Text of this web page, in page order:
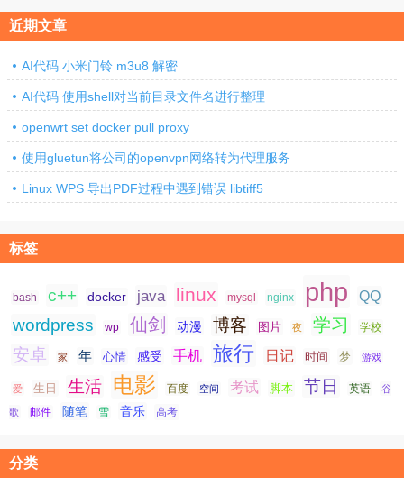
近期文章
AI代码 小米门铃 m3u8 解密
AI代码 使用shell对当前目录文件名进行整理
openwrt set docker pull proxy
使用gluetun将公司的openvpn网络转为代理服务
Linux WPS 导出PDF过程中遇到错误 libtiff5
标签
bash c++ docker java linux mysql nginx php QQ
wordpress wp 仙剑 动漫 博客 图片 夜 学习 学校
安卓 家 年 心情 感受 手机 旅行 日记 时间 梦 游戏
爱 生日 生活 电影 百度 空间 考试 脚本 节日 英语 谷
歌 邮件 随笔 雪 音乐 高考
分类